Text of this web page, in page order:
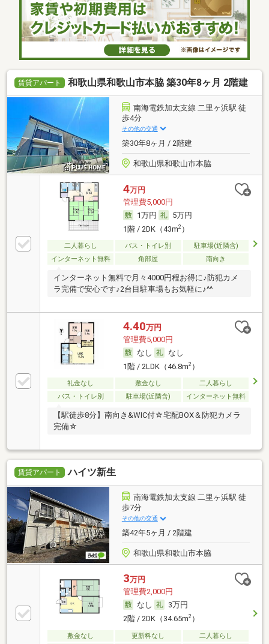
賃貸アパート 和歌山県和歌山市本脇 築30年8ヶ月 2階建
南海電鉄加太支線 二里ヶ浜駅 徒
歩4分
その他の交通
築30年8ヶ月 / 2階建
和歌山県和歌山市本脇
4万円
管理費5,000円
1万円
5万円
1階 / 2DK（43m2）
二人暮らし バス・トイレ別
駐車場(近隣含)
インターネット無料
角部屋 南向き
インターネット無料で月々4000円程お得に♪防犯カメ
ラ完備で安心です♪2台目駐車場もお気軽に♪^^
4.40万円
管理費5,000円
なし
なし
1階 / 2LDK（46.8m2）
礼金なし 敷金なし
二人暮らし
バス・トイレ別
駐車場(近隣含) インターネット無料
【駅徒歩8分】南向き&WIC付☆宅配BOX＆防犯カメラ
完備☆
賃貸アパート ハイツ新生
南海電鉄加太支線 二里ヶ浜駅 徒
歩7分
その他の交通
築42年5ヶ月 / 2階建
和歌山県和歌山市本脇
3万円
管理費2,000円
なし
3万円
2階 / 2DK（34.65m2）
敷金なし 更新料なし
二人暮らし